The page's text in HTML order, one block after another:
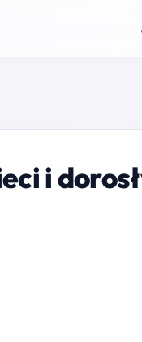
i